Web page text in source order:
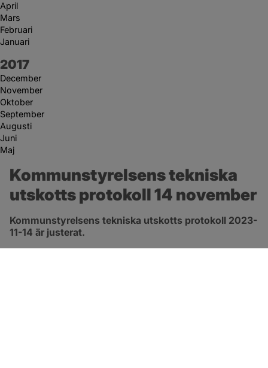
April
Mars
Februari
Januari
År:
2017
December
November
Oktober
September
Augusti
Juni
Maj
Kommunstyrelsens tekniska
utskotts protokoll 14 november
Kommunstyrelsens tekniska utskotts protokoll 2023-
11-14 är justerat.